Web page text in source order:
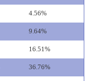
4.56%
9.64%
16.51%
36.76%